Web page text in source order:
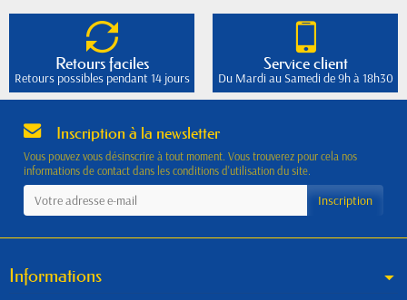
Retours faciles
Retours possibles pendant 14 jours
Service client
Du Mardi au Samedi de 9h à 18h30
Inscription à la newsletter
Vous pouvez vous désinscrire à tout moment. Vous trouverez pour cela nos
informations de contact dans les conditions d'utilisation du site.
Informations